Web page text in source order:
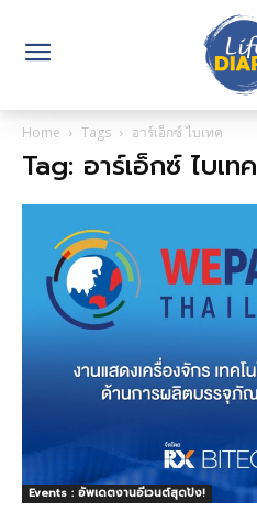
Home Tags อาร์เอ็กซ์ ไบเทค
Tag: อาร์เอ็กซ์ ไบเทค
Events : อัพเดตงานอีเวนต์สุดปัง!